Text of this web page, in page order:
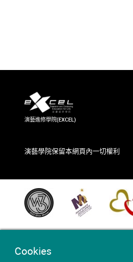
Cookies
演藝進修學院(EXCEL)
演藝學院保留本網頁內一切權利